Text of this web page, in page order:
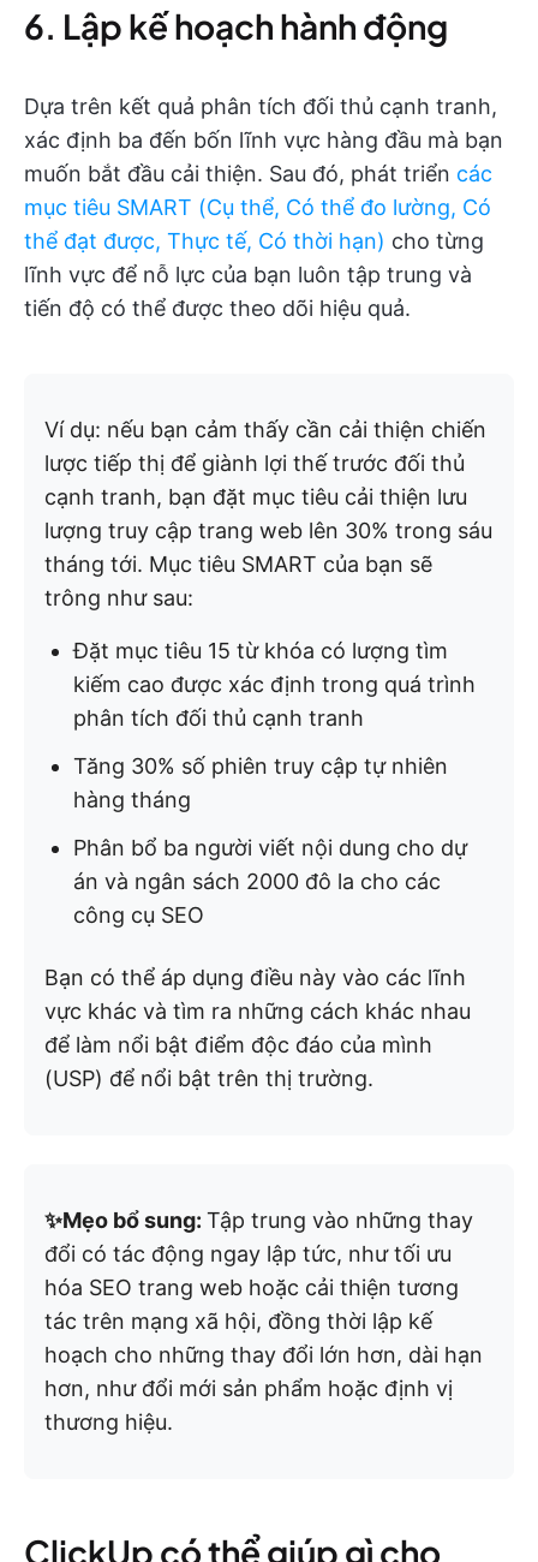
6. Lập kế hoạch hành động
Dựa trên kết quả phân tích đối thủ cạnh tranh,
xác định ba đến bốn lĩnh vực hàng đầu mà bạn
muốn bắt đầu cải thiện. Sau đó, phát triển các
mục tiêu SMART (Cụ thể, Có thể đo lường, Có
thể đạt được, Thực tế, Có thời hạn) cho từng
lĩnh vực để nỗ lực của bạn luôn tập trung và
tiến độ có thể được theo dõi hiệu quả.
Ví dụ: nếu bạn cảm thấy cần cải thiện chiến
lược tiếp thị để giành lợi thế trước đối thủ
cạnh tranh, bạn đặt mục tiêu cải thiện lưu
lượng truy cập trang web lên 30% trong sáu
tháng tới. Mục tiêu SMART của bạn sẽ
trông như sau:
Đặt mục tiêu 15 từ khóa có lượng tìm
kiếm cao được xác định trong quá trình
phân tích đối thủ cạnh tranh
Tăng 30% số phiên truy cập tự nhiên
hàng tháng
Phân bổ ba người viết nội dung cho dự
án và ngân sách 2000 đô la cho các
công cụ SEO
Bạn có thể áp dụng điều này vào các lĩnh
vực khác và tìm ra những cách khác nhau
để làm nổi bật điểm độc đáo của mình
(USP) để nổi bật trên thị trường.
✨Mẹo bổ sung: Tập trung vào những thay
đổi có tác động ngay lập tức, như tối ưu
hóa SEO trang web hoặc cải thiện tương
tác trên mạng xã hội, đồng thời lập kế
hoạch cho những thay đổi lớn hơn, dài hạn
hơn, như đổi mới sản phẩm hoặc định vị
thương hiệu.
ClickUp có thể giúp gì cho